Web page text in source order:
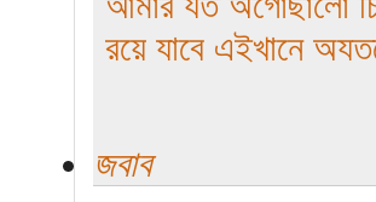
রয়ে যাবে এইখানে
জবাব